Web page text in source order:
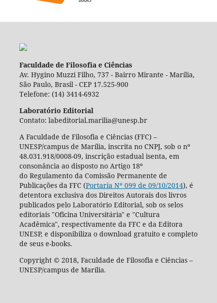
Faculdade de Filosofia e Ciências
Av. Hygino Muzzi Filho, 737 - Bairro Mirante - Marília,
São Paulo, Brasil - CEP 17.525-900
Telefone: (14) 3414-6932
Laboratório Editorial
Contato: labeditorial.marilia@unesp.br
A Faculdade de Filosofia e Ciências (FFC) –
UNESP/campus de Marília, inscrita no CNPJ, sob o nº
48.031.918/0008-09, inscrição estadual isenta, em
consonância ao disposto no Artigo 18º
do Regulamento da Comissão Permanente de
Publicações da FFC (Portaria Nº 099 de 09/10/2014), é
detentora exclusiva dos Direitos Autorais dos livros
publicados pelo Laboratório Editorial, sob os selos
editoriais "Oficina Universitária" e "Cultura
Acadêmica", respectivamente da FFC e da Editora
UNESP, e disponibiliza o download gratuito e completo
de seus e-books.
Copyright © 2018, Faculdade de Filosofia e Ciências –
UNESP/campus de Marília.